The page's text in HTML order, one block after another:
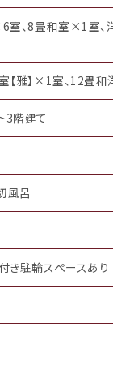
、8畳和室×1室、
【雅】×1室、12畳和
3階建て
風呂
き駐輪スペースあり